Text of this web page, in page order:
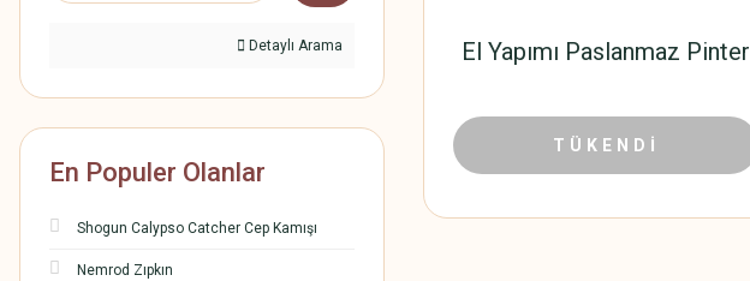
Detaylı Arama
En Populer Olanlar
Shogun Calypso Catcher Cep Kamışı
Nemrod Zıpkın
El Yapımı Paslanmaz Pinter
101,69 TL
TÜKENDİ